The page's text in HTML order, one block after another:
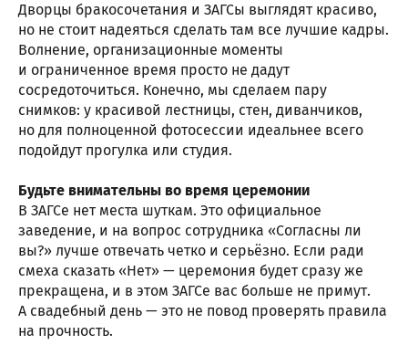
Дворцы бракосочетания и ЗАГСы выглядят красиво,
но не стоит надеяться сделать там все лучшие кадры.
Волнение, организационные моменты
и ограниченное время просто не дадут
сосредоточиться. Конечно, мы сделаем пару
снимков: у красивой лестницы, стен, диванчиков,
но для полноценной фотосессии идеальнее всего
подойдут прогулка или студия.
Будьте внимательны во время церемонии
В ЗАГСе нет места шуткам. Это официальное
заведение, и на вопрос сотрудника «Согласны ли
вы?» лучше отвечать четко и серьёзно. Если ради
смеха сказать «Нет» — церемония будет сразу же
прекращена, и в этом ЗАГСе вас больше не примут.
А свадебный день — это не повод проверять правила
на прочность.